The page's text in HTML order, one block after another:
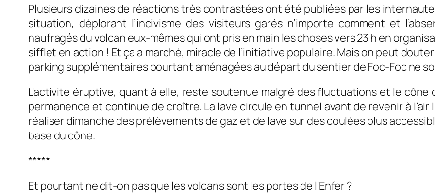
Plusieurs dizaines de réactions très contrastées ont été publiées par les
situation, déplorant l’incivisme des visiteurs garés n’importe comment et
naufragés du volcan eux-mêmes qui ont pris en main les choses vers 23 h en
sifflet en action ! Et ça a marché, miracle de l’initiative populaire. Mais on peut
parking supplémentaires pourtant aménagées au départ du sentier de Foc-Foc ne
L’activité éruptive, quant à elle, reste soutenue malgré des fluctuations et le cône
permanence et continue de croître. La lave circule en tunnel avant de revenir à l’air
réaliser dimanche des prélèvements de gaz et de lave sur des coulées plus
base du cône.
*****
Et pourtant ne dit-on pas que les volcans sont les portes de l’Enfer ?